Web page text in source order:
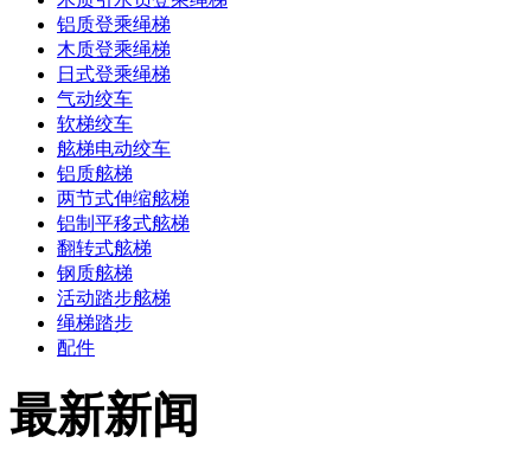
铝质登乘绳梯
木质登乘绳梯
日式登乘绳梯
气动绞车
软梯绞车
舷梯电动绞车
铝质舷梯
两节式伸缩舷梯
铝制平移式舷梯
翻转式舷梯
钢质舷梯
活动踏步舷梯
绳梯踏步
配件
最新新闻